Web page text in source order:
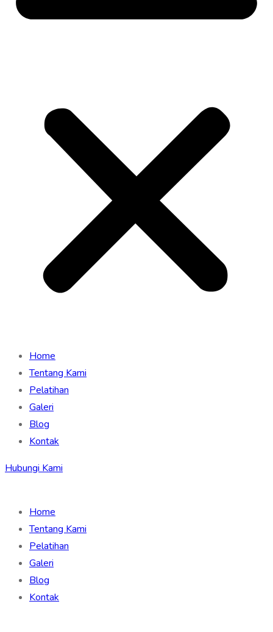
Home
Tentang Kami
Pelatihan
Galeri
Blog
Kontak
Hubungi Kami
Home
Tentang Kami
Pelatihan
Galeri
Blog
Kontak